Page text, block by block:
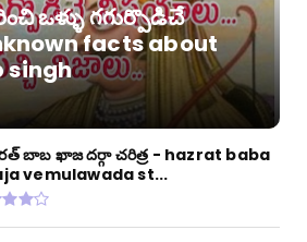
ఒళ్ళు గగుర్పొడిచే
facts about
singh
బాబ ఖాజ దర్గా చరిత్ర - hazrat baba
vemulawada st...